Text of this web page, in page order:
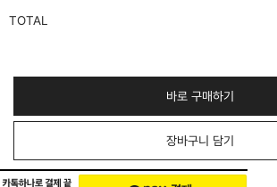
TOTAL
바로 구매하기
장바구니 담기